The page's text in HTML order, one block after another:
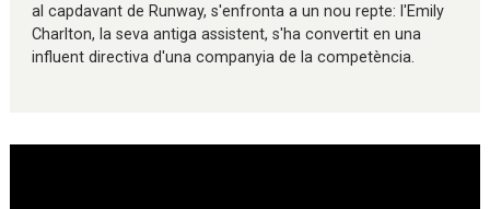
al capdavant de Runway, s'enfronta a un nou repte: l'Emily
Charlton, la seva antiga assistent, s'ha convertit en una
influent directiva d'una companyia de la competència.